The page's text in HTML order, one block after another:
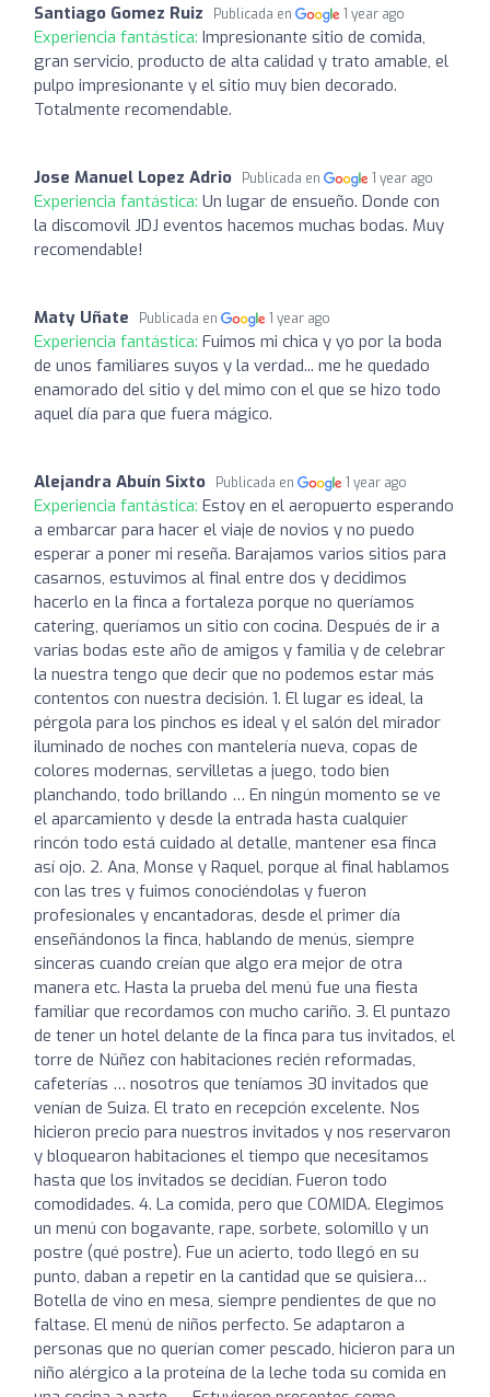
Santiago Gomez Ruiz Publicada en 1 year ago
Experiencia fantástica: Impresionante sitio de comida,
gran servicio, producto de alta calidad y trato amable, el
pulpo impresionante y el sitio muy bien decorado.
Totalmente recomendable.
Jose Manuel Lopez Adrio Publicada en 1 year ago
Experiencia fantástica: Un lugar de ensueño. Donde con
la discomovil JDJ eventos hacemos muchas bodas. Muy
recomendable!
Maty Uñate Publicada en 1 year ago
Experiencia fantástica: Fuimos mi chica y yo por la boda
de unos familiares suyos y la verdad... me he quedado
enamorado del sitio y del mimo con el que se hizo todo
aquel día para que fuera mágico.
Alejandra Abuín Sixto Publicada en 1 year ago
Experiencia fantástica: Estoy en el aeropuerto esperando
a embarcar para hacer el viaje de novios y no puedo
esperar a poner mi reseña. Barajamos varios sitios para
casarnos, estuvimos al final entre dos y decidimos
hacerlo en la finca a fortaleza porque no queríamos
catering, queríamos un sitio con cocina. Después de ir a
varias bodas este año de amigos y familia y de celebrar
la nuestra tengo que decir que no podemos estar más
contentos con nuestra decisión. 1. El lugar es ideal, la
pérgola para los pinchos es ideal y el salón del mirador
iluminado de noches con mantelería nueva, copas de
colores modernas, servilletas a juego, todo bien
planchando, todo brillando … En ningún momento se ve
el aparcamiento y desde la entrada hasta cualquier
rincón todo está cuidado al detalle, mantener esa finca
así ojo. 2. Ana, Monse y Raquel, porque al final hablamos
con las tres y fuimos conociéndolas y fueron
profesionales y encantadoras, desde el primer día
enseñándonos la finca, hablando de menús, siempre
sinceras cuando creían que algo era mejor de otra
manera etc. Hasta la prueba del menú fue una fiesta
familiar que recordamos con mucho cariño. 3. El puntazo
de tener un hotel delante de la finca para tus invitados, el
torre de Núñez con habitaciones recién reformadas,
cafeterías … nosotros que teníamos 30 invitados que
venían de Suiza. El trato en recepción excelente. Nos
hicieron precio para nuestros invitados y nos reservaron
y bloquearon habitaciones el tiempo que necesitamos
hasta que los invitados se decidían. Fueron todo
comodidades. 4. La comida, pero que COMIDA. Elegimos
un menú con bogavante, rape, sorbete, solomillo y un
postre (qué postre). Fue un acierto, todo llegó en su
punto, daban a repetir en la cantidad que se quisiera…
Botella de vino en mesa, siempre pendientes de que no
faltase. El menú de niños perfecto. Se adaptaron a
personas que no querían comer pescado, hicieron para un
niño alérgico a la proteína de la leche toda su comida en